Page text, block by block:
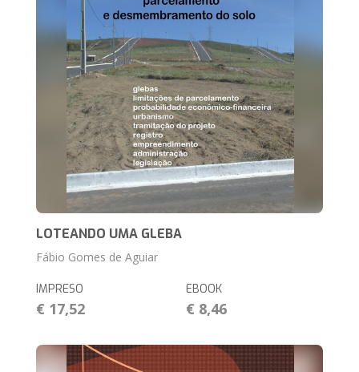
LOTEANDO UMA GLEBA
Fábio Gomes de Aguiar
IMPRESO
€ 17,52
EBOOK
€ 8,46